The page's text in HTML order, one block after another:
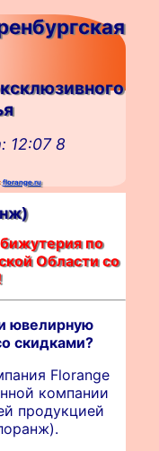
12:07 8
florange.ru
по
Области со
ювелирную
скидками?
Florange
компании
продукцией